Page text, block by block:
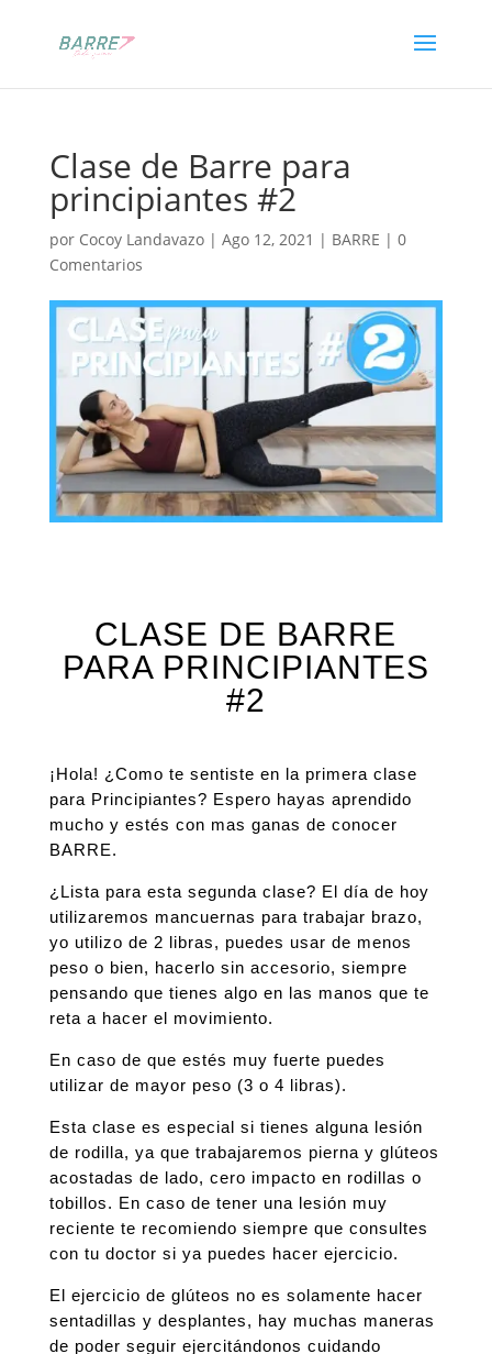
Clase de Barre para
principiantes #2
por Cocoy Landavazo| Ago 12, 2021 | BARRE | 0
Comentarios
CLASE DE BARRE
PARA PRINCIPIANTES
#2
¡Hola! ¿Como te sentiste en la primera clase
para Principiantes? Espero hayas aprendido
mucho y estés con mas ganas de conocer
BARRE.
¿Lista para esta segunda clase? El día de hoy
utilizaremos mancuernas para trabajar brazo,
yo utilizo de 2 libras, puedes usar de menos
peso o bien, hacerlo sin accesorio, siempre
pensando que tienes algo en las manos que te
reta a hacer el movimiento.
En caso de que estés muy fuerte puedes
utilizar de mayor peso (3 o 4 libras).
Esta clase es especial si tienes alguna lesión
de rodilla, ya que trabajaremos pierna y glúteos
acostadas de lado, cero impacto en rodillas o
tobillos. En caso de tener una lesión muy
reciente te recomiendo siempre que consultes
con tu doctor si ya puedes hacer ejercicio.
El ejercicio de glúteos no es solamente hacer
sentadillas y desplantes, hay muchas maneras
de poder seguir ejercitándonos cuidando